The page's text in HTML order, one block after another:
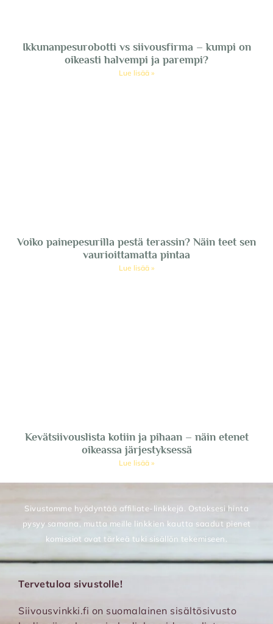
Ikkunanpesurobotti vs siivousfirma – kumpi on
oikeasti halvempi ja parempi?
Lue lisää »
Voiko painepesurilla pestä terassin? Näin teet sen
vaurioittamatta pintaa
Lue lisää »
Kevätsiivouslista kotiin ja pihaan – näin etenet
oikeassa järjestyksessä
Lue lisää »
Sivustomme hyödyntää affiliate-linkkejä. Ostoksesi hinta
pysyy samana, mutta meille linkkien kautta saadut pienet
komissiot ovat tärkeä tuki sisällön tekemiseen.
Tervetuloa sivustolle!
Siivousvinkki.fi on suomalainen sisältösivusto